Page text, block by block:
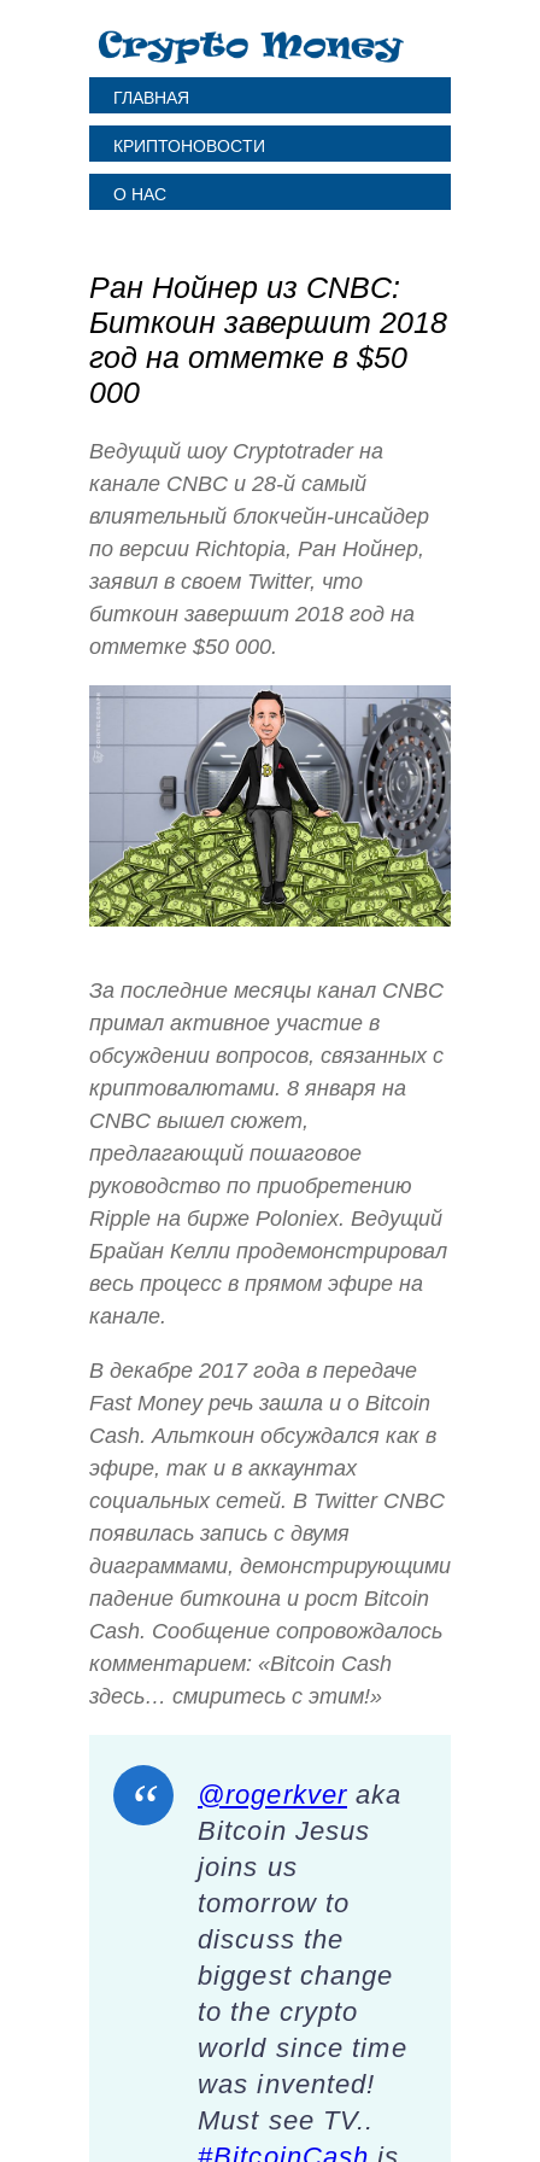
ГЛАВНАЯ
КРИПТОНОВОСТИ
О НАС
Ран Нойнер из CNBC:
Биткоин завершит 2018
год на отметке в $50
000
Ведущий шоу Cryptotrader на
канале CNBC и 28-й самый
влиятельный блокчейн-инсайдер
по версии Richtopia, Ран Нойнер,
заявил в своем Twitter, что
биткоин завершит 2018 год на
отметке $50 000.
За последние месяцы канал CNBC
примал активное участие в
обсуждении вопросов, связанных с
криптовалютами. 8 января на
CNBC вышел сюжет,
предлагающий пошаговое
руководство по приобретению
Ripple на бирже Poloniex. Ведущий
Брайан Келли продемонстрировал
весь процесс в прямом эфире на
канале.
В декабре 2017 года в передаче
Fast Money речь зашла и о Bitcoin
Cash. Альткоин обсуждался как в
эфире, так и в аккаунтах
социальных сетей. В Twitter CNBC
появилась запись с двумя
диаграммами, демонстрирующими
падение биткоина и рост Bitcoin
Cash. Сообщение сопровождалось
комментарием: «Bitcoin Cash
здесь… смиритесь с этим!»
@rogerkver aka
Bitcoin Jesus
joins us
tomorrow to
discuss the
biggest change
to the crypto
world since time
was invented!
Must see TV..